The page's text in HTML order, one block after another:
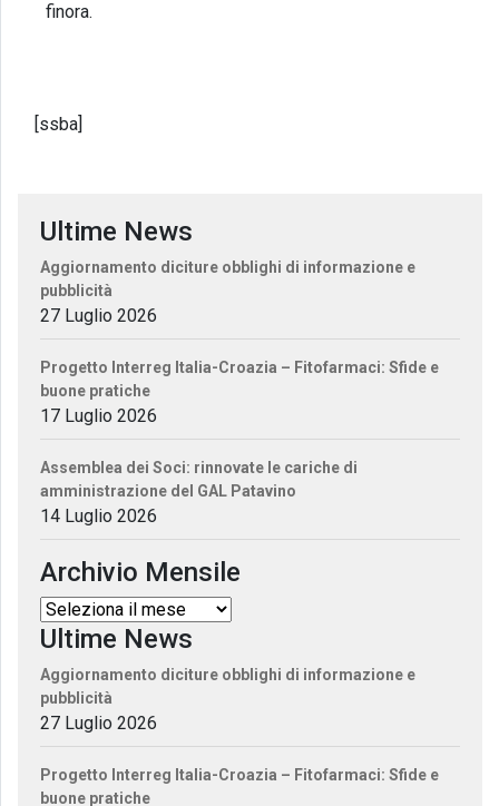
finora.
[ssba]
Ultime News
Aggiornamento diciture obblighi di informazione e
pubblicità
27 Luglio 2026
Progetto Interreg Italia-Croazia – Fitofarmaci: Sfide e
buone pratiche
17 Luglio 2026
Assemblea dei Soci: rinnovate le cariche di
amministrazione del GAL Patavino
14 Luglio 2026
Archivio Mensile
Ultime News
Aggiornamento diciture obblighi di informazione e
pubblicità
27 Luglio 2026
Progetto Interreg Italia-Croazia – Fitofarmaci: Sfide e
buone pratiche